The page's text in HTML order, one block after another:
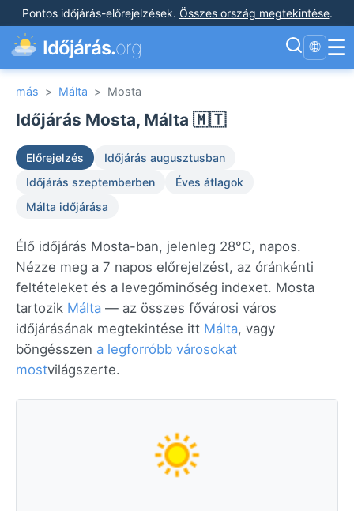
Pontos időjárás-előrejelzések. Összes ország megtekintése.
Időjárás.org 🌐 ☰
más > Málta > Mosta
Időjárás Mosta, Málta 🇲🇹
Előrejelzés
Időjárás augusztusban
Időjárás szeptemberben
Éves átlagok
Málta időjárása
Élő időjárás Mosta-ban, jelenleg 28°C, napos.
Nézze meg a 7 napos előrejelzést, az óránkénti
feltételeket és a levegőminőség indexet. Mosta
tartozik Málta — az összes fővárosi város
időjárásának megtekintése itt Málta, vagy
böngésszen a legforróbb városokat
mostvilágszerte.